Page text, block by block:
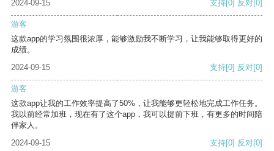
2024-09-15 支持 [0] 反对 [0]
游客
这款app的学习氛围很浓厚，能够激励我不断学习，让我能够取得更好的
成绩。
2024-09-15
支持[0] 反对[0]
游客
这款app让我的工作效率提高了50%，让我能够更轻松地完成工作任务。
我以前经常加班，现在有了这个app，我可以提前下班，有更多的时间陪
伴家人。
2024-09-15
支持[0] 反对[0]